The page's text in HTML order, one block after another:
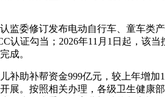
委修订发布电动自行车、童车类
证勾当；2026年11月1日起，该
成。
助补帮资金999亿元，较上年增加
展。按照相关办理，各级卫生健康